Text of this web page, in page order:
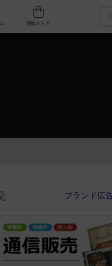
人気ボードゲーム